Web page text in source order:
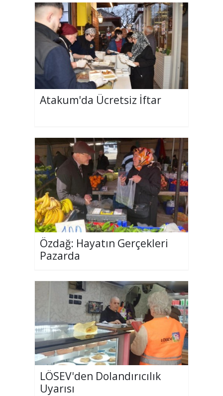
Atakum'da Ücretsiz İftar
Özdağ: Hayatın Gerçekleri
Pazarda
LÖSEV'den Dolandırıcılık
Uyarısı